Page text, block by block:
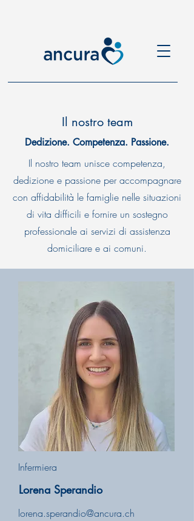
Il nostro team
Dedizione. Competenza. Passione.
Il nostro team unisce competenza,
dedizione e passione per accompagnare
con affidabilità le famiglie nelle situazioni
di vita difficili e fornire un sostegno
professionale ai servizi di assistenza
domiciliare e ai comuni.
Infermiera
Lorena Sperandio
lorena.sperandio@ancura.ch